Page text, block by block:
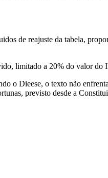
de reajuste da tabela,
limitado a 20% do valor
o Dieese, o texto não
previsto desde a